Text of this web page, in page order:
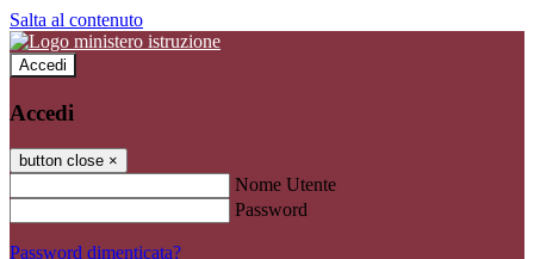
Salta al contenuto
Accedi
Accedi
button close ×
Nome Utente
Password
Password dimenticata?